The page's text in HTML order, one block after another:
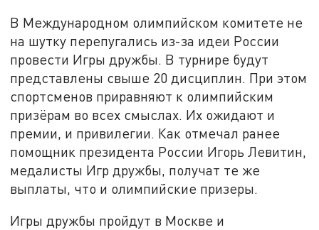
В Международном олимпийском комитете не
на шутку перепугались из-за идеи России
провести Игры дружбы. В турнире будут
представлены свыше 20 дисциплин. При этом
спортсменов приравняют к олимпийским
призёрам во всех смыслах. Их ожидают и
премии, и привилегии. Как отмечал ранее
помощник президента России Игорь Левитин,
медалисты Игр дружбы, получат те же
выплаты, что и олимпийские призеры.
Игры дружбы пройдут в Москве и